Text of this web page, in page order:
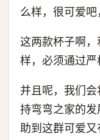
么样，很可爱吧
这两款杯子啊
样，必须通过严
并且呢，我们
持弯弯之家的
助到这群可爱又